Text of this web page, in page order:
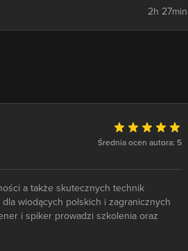
2h 27min
Średnia ocen autora: 5
a także skutecznych technik
wiodących polskich i zagranicznych
i spiker prowadzi szkolenia oraz